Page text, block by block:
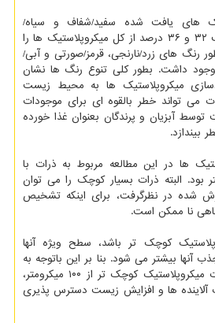
های یافت شده سفید/شفاف و سیاه/
خاکستری بود که به ترتیب ۳۲ و ۳۶ درصد از کل میکروپلاستیک ها را
رنگ های زرد/نارنجی، قرمز/صورتی و آبی/
وجود داشت. بطور کلی تنوع رنگ ها نشان
میکروپلاستیک ها به محیط زیست
می تواند خطر بالقوه ای برای موجودات
آبزیان و پرندگان بعنوان غذا خورده
بیندازد.
ها در این مطالعه مربوط به ذرات با
تراز ۱۰۰ میکرومتر بود. البته ذرات بسیار کوچک را می توان
شده در نظرگرفت، برای اینکه تشخیص
نا ممکن است.
کوچک تر باشد، سطح ویژه آنها
آنها بیشتر می شود. بنا بر این باتوجه به
این که در این منطقه ذرات میکروپلاستیک کوچک تر از ۱۰۰ میکرومتر،
آلاینده ها و افزایش زیست دسترس پذیری